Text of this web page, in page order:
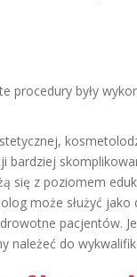
procedury były
bardziej
się z poziomem
może służyć jako
pacjentów.
należeć do